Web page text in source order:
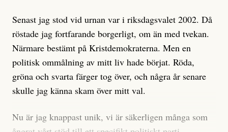
misstänkta personen är en infiltratör. Det som läsaren
får veta är att personen har ändrat sina politiska åsikter
under åren, att den har raderat tidigare innehåll på sina
sociala medier, att artikelns författare inte förstår sig
på personens ekonomi och att det tydligen finns
anonyma röster inom rörelsen som säger saker som
anses vara anledningar att titta närmare på personen,
Senast jag stod vid urnan var i riksdagsvalet 2002. Då
röstade jag fortfarande borgerligt, om än med tvekan.
Närmare bestämt på Kristdemokraterna. Men en
politisk ommålning av mitt liv hade börjat. Röda,
gröna och svarta färger tog över, och några år senare
skulle jag känna skam över mitt val.
Nu är jag knappast unik, vi är säkerligen många som